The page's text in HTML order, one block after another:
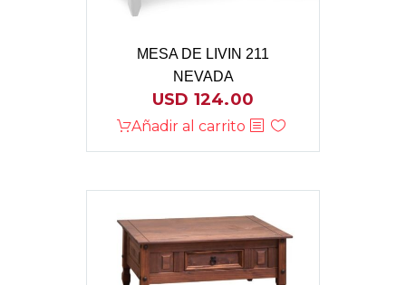
MESA DE LIVIN 211
NEVADA
USD 124.00
Añadir al carrito